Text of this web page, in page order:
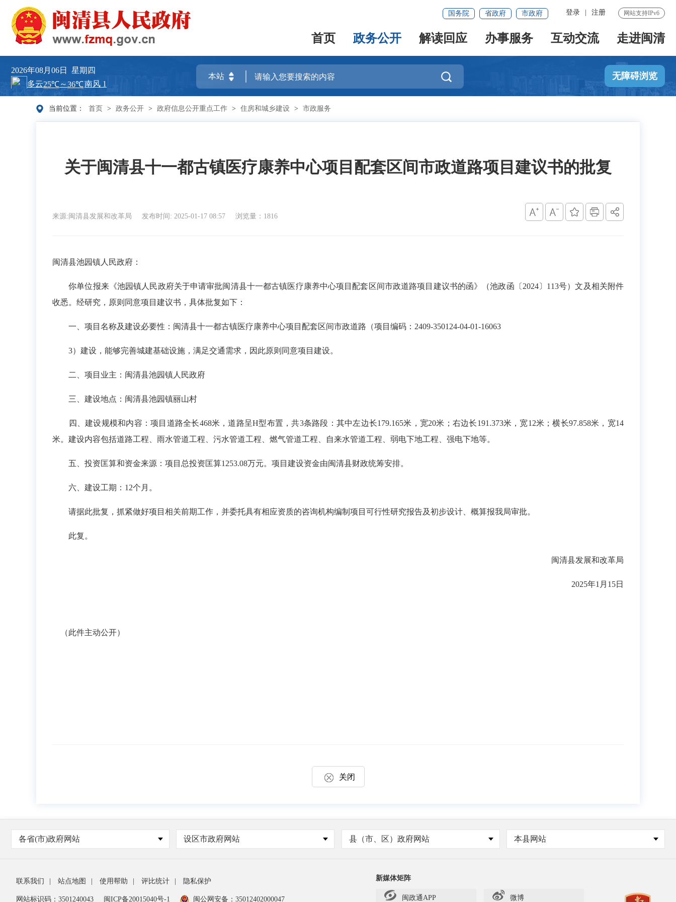
网站支持IPv6
登录 注册
国务院 省政府 市政府
首页 政务公开 解读回应 办事服务 互动交流 走进闽清
2026年08月06日 星期四
 无障碍浏览
当前位置： 首页 > 政务公开 > 政府信息公开重点工作 > 住房和城乡建设 > 市政服务
关于闽清县十一都古镇医疗康养中心项目配套区间市政道路项目建议书的批复
来源:闽清县发展和改革局 发布时间: 2025-01-17 08:57 浏览量：1816
闽清县池园镇人民政府：
你单位报来《池园镇人民政府关于申请审批闽清县十一都古镇医疗康养中心项目配套区间市政道路项目建议书的函》（池政函〔2024〕113号）文及相关附件
收悉。经研究，原则同意项目建议书，具体批复如下：
一、项目名称及建设必要性：闽清县十一都古镇医疗康养中心项目配套区间市政道路（项目编码：2409-350124-04-01-16063
3）建设，能够完善城建基础设施，满足交通需求，因此原则同意项目建设。
二、项目业主：闽清县池园镇人民政府
三、建设地点：闽清县池园镇丽山村
四、建设规模和内容：项目道路全长468米，道路呈H型布置，共3条路段：其中左边长179.165米，宽20米；右边长191.373米，宽12米；横长97.858米，宽14
米。建设内容包括道路工程、雨水管道工程、污水管道工程、燃气管道工程、自来水管道工程、弱电下地工程、强电下地等。
五、投资匡算和资金来源：项目总投资匡算1253.08万元。项目建设资金由闽清县财政统筹安排。
六、建设工期：12个月。
请据此批复，抓紧做好项目相关前期工作，并委托具有相应资质的咨询机构编制项目可行性研究报告及初步设计、概算报我局审批。
此复。
闽清县发展和改革局
2025年1月15日
（此件主动公开）
关闭
各省(市)政府网站 设区市政府网站 县（市、区）政府网站 本县网站
联系我们 站点地图 使用帮助 评比统计 隐私保护
网站标识码：3501240043 闽ICP备20015040号-1 闽公网安备： 35012402000047
新媒体矩阵
闽政通APP 微博